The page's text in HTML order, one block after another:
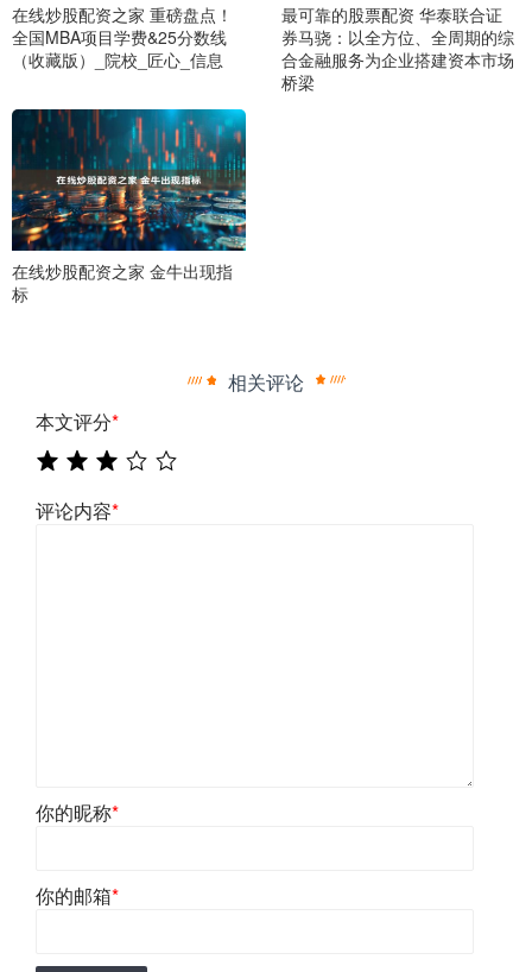
在线炒股配资之家 重磅盘点！
全国MBA项目学费&25分数线
（收藏版）_院校_匠心_信息
最可靠的股票配资 华泰联合证
券马骁：以全方位、全周期的综
合金融服务为企业搭建资本市场
桥梁
在线炒股配资之家 金牛出现指
标
相关评论
本文评分*
评论内容*
你的昵称*
你的邮箱*